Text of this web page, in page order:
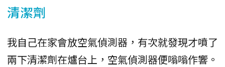
清潔劑
我自己在家會放空氣偵測器，有次就發現才噴了
兩下清潔劑在爐台上，空氣偵測器便嗡嗡作響。